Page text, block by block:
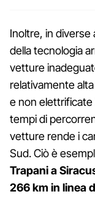
Inoltre, in diverse
della tecnologia
vetture
relativamente
e non elettrificate
tempi di
vetture rende i
Sud. Ciò è
Trapani a
266 km in linea